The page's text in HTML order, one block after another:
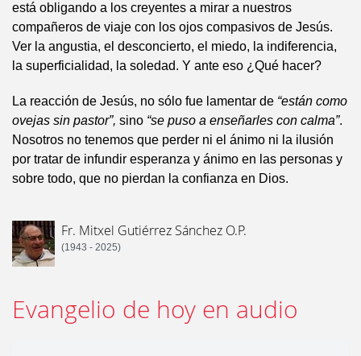
está obligando a los creyentes a mirar a nuestros
compañeros de viaje con los ojos compasivos de Jesús.
Ver la angustia, el desconcierto, el miedo, la indiferencia,
la superficialidad, la soledad. Y ante eso ¿Qué hacer?
La reacción de Jesús, no sólo fue lamentar de “están como
ovejas sin pastor”, sino “se puso a enseñarles con calma”.
Nosotros no tenemos que perder ni el ánimo ni la ilusión
por tratar de infundir esperanza y ánimo en las personas y
sobre todo, que no pierdan la confianza en Dios.
Fr. Mitxel Gutiérrez Sánchez O.P.
(1943 - 2025)
Evangelio de hoy en audio